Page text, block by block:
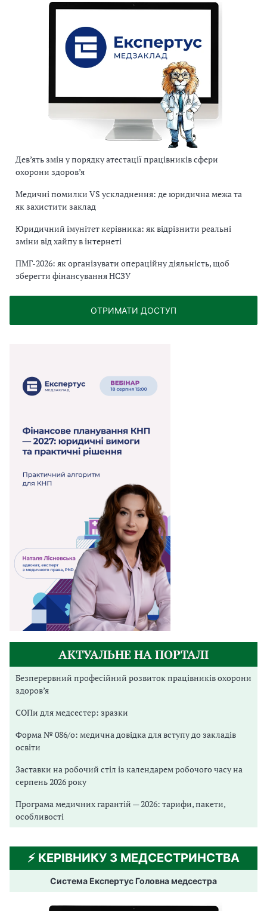
Дев’ять змін у порядку атестації працівників сфери
охорони здоров’я
Медичні помилки VS ускладнення: де юридична межа та
як захистити заклад
Юридичний імунітет керівника: як відрізнити реальні
зміни від хайпу в інтернеті
ПМГ-2026: як організувати операційну діяльність, щоб
зберегти фінансування НСЗУ
ОТРИМАТИ ДОСТУП
АКТУАЛЬНЕ НА ПОРТАЛІ
Безперервний професійний розвиток працівників охорони
здоров’я
СОПи для медсестер: зразки
Форма № 086/о: медична довідка для вступу до закладів
освіти
Заставки на робочий стіл із календарем робочого часу на
серпень 2026 року
Програма медичних гарантій — 2026: тарифи, пакети,
особливості
⚡️ КЕРІВНИКУ З МЕДСЕСТРИНСТВА
Система Експертус Головна медсестра